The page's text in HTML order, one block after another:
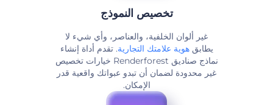
تخصيص النموذج
غير ألوان الخلفية، والعناصر، وأي شيء لا
يطابقهوية علامتك التجارية. تقدم أداة إنشاء
نماذج صناديق Renderforest خيارات تخصيص
غير محدودة لضمان أن تبدو عبواتك واقعية قدر
الإمكان.